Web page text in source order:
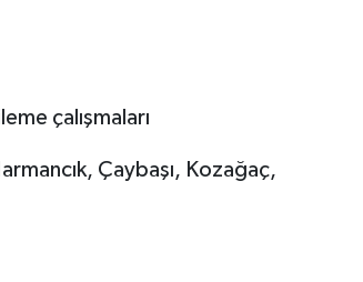
çalışmaları
Çaybaşı, Kozağaç,